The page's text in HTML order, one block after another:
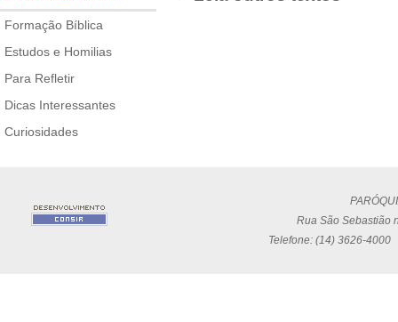
Formação Bíblica
Estudos e Homilias
Para Refletir
Dicas Interessantes
Curiosidades
Rua São Sebastião
Telefone: (14) 3626-